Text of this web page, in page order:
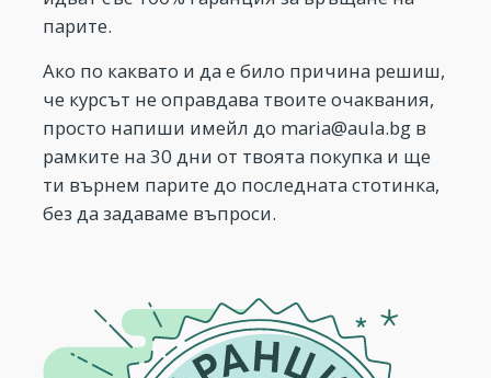
парите.
Ако по каквато и да е било причина решиш,
че курсът не оправдава твоите очаквания,
просто напиши имейл до maria@aula.bg в
рамките на 30 дни от твоята покупка и ще
ти върнем парите до последната стотинка,
без да задаваме въпроси.